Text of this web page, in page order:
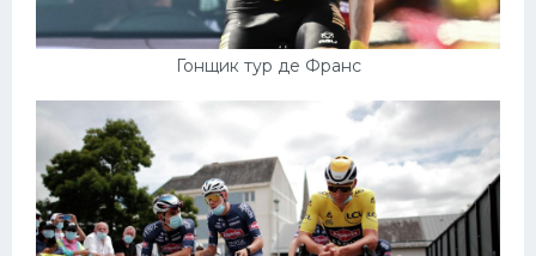
Гонщик тур де Франс